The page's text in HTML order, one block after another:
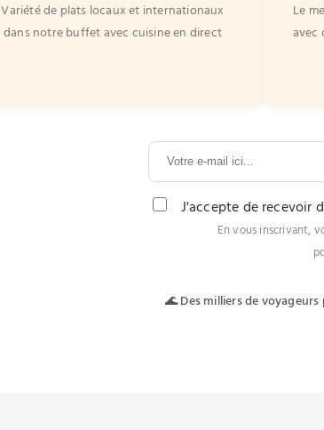
Variété de plats locaux et internationaux
dans notre buffet avec cuisine en direct
Le
avec
J'accepte de recevoir
En vous inscrivant,
🌊 Des milliers de